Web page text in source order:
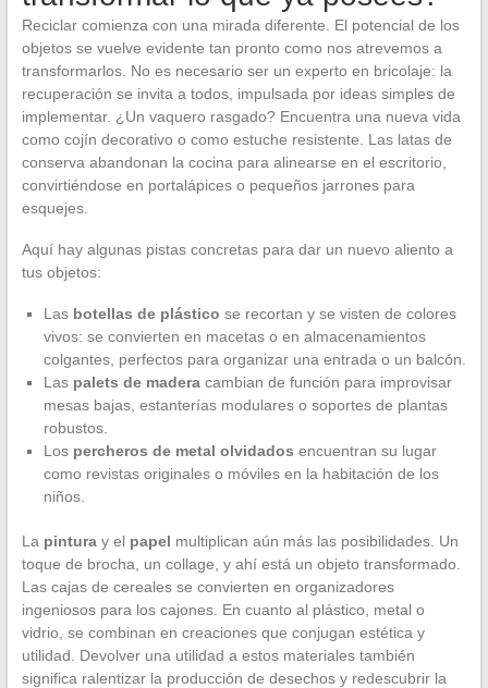
Reciclar comienza con una mirada diferente. El potencial de los
objetos se vuelve evidente tan pronto como nos atrevemos a
transformarlos. No es necesario ser un experto en bricolaje: la
recuperación se invita a todos, impulsada por ideas simples de
implementar. ¿Un vaquero rasgado? Encuentra una nueva vida
como cojín decorativo o como estuche resistente. Las latas de
conserva abandonan la cocina para alinearse en el escritorio,
convirtiéndose en portalápices o pequeños jarrones para
esquejes.
Aquí hay algunas pistas concretas para dar un nuevo aliento a
tus objetos:
Las botellas de plástico se recortan y se visten de colores
vivos: se convierten en macetas o en almacenamientos
colgantes, perfectos para organizar una entrada o un balcón.
Las palets de maderacambian de función para improvisar
mesas bajas, estanterías modulares o soportes de plantas
robustos.
Los percheros de metal olvidados encuentran su lugar
como revistas originales o móviles en la habitación de los
niños.
La pinturay el papel multiplican aún más las posibilidades. Un
toque de brocha, un collage, y ahí está un objeto transformado.
Las cajas de cereales se convierten en organizadores
ingeniosos para los cajones. En cuanto al plástico, metal o
vidrio, se combinan en creaciones que conjugan estética y
utilidad. Devolver una utilidad a estos materiales también
significa ralentizar la producción de desechos y redescubrir la